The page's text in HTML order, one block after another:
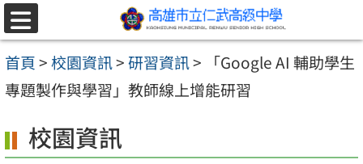
跳至主要內容區
選
單
首頁>校園資訊>研習資訊>
「Google AI 輔助學生
專題製作與學習」教師線上增能研習
校園資訊